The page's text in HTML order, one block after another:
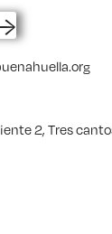
2, Tres